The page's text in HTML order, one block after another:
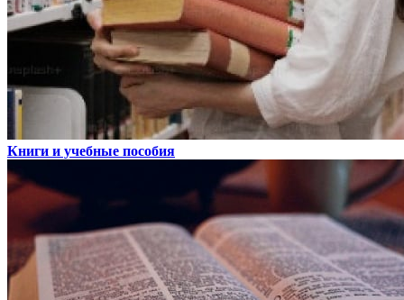
Книги и учебные пособия